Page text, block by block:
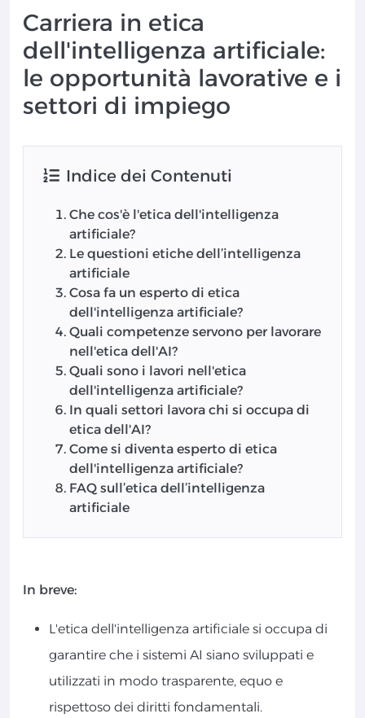
Carriera in etica
dell'intelligenza artificiale:
le opportunità lavorative e i
settori di impiego
Indice dei Contenuti
Che cos'è l'etica dell'intelligenza
artificiale?
Le questioni etiche dell’intelligenza
artificiale
Cosa fa un esperto di etica
dell'intelligenza artificiale?
Quali competenze servono per lavorare
nell'etica dell'AI?
Quali sono i lavori nell'etica
dell'intelligenza artificiale?
In quali settori lavora chi si occupa di
etica dell'AI?
Come si diventa esperto di etica
dell'intelligenza artificiale?
FAQ sull’etica dell’intelligenza
artificiale
In breve:
L'etica dell'intelligenza artificiale si occupa di
garantire che i sistemi AI siano sviluppati e
utilizzati in modo trasparente, equo e
rispettoso dei diritti fondamentali.